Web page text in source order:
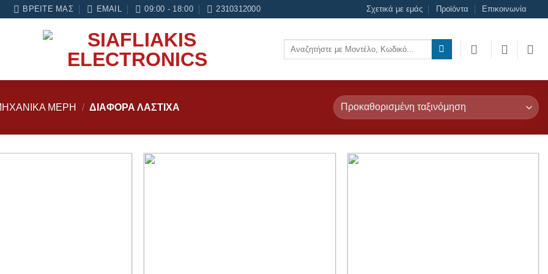
σε κάθε εργασία Service
ΒΡΕΊΤΕ ΜΑΣ EMAIL 09:00 - 18:00 2310312000 Σχετικά με εμάς Προϊόντα Επικοινωνία
Αναζήτηση
ΜΈΡΗ / ΔΙΆΦΟΡΑ ΛΆΣΤΙΧΑ